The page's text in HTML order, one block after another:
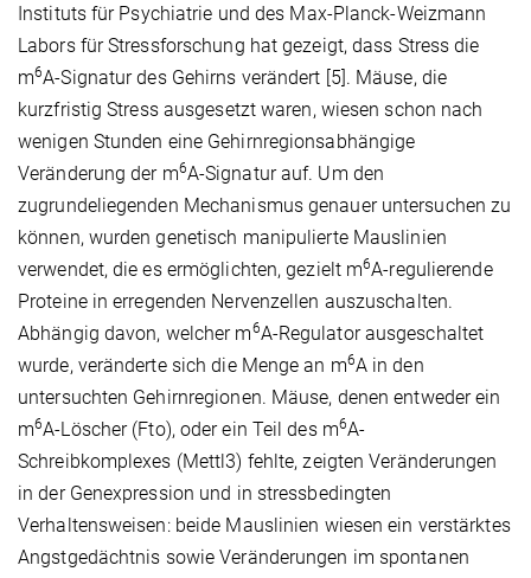
Instituts für Psychiatrie und des Max-Planck-Weizmann
Labors für Stressforschung hat gezeigt, dass Stress die
m6A-Signatur des Gehirns verändert [5]. Mäuse, die
kurzfristig Stress ausgesetzt waren, wiesen schon nach
wenigen Stunden eine Gehirnregionsabhängige
Veränderung der m6A-Signatur auf. Um den
zugrundeliegenden Mechanismus genauer untersuchen zu
können, wurden genetisch manipulierte Mauslinien
verwendet, die es ermöglichten, gezielt m6A-regulierende
Proteine in erregenden Nervenzellen auszuschalten.
Abhängig davon, welcher m6A-Regulator ausgeschaltet
wurde, veränderte sich die Menge an m6A in den
untersuchten Gehirnregionen. Mäuse, denen entweder ein
m6A-Löscher (Fto), oder ein Teil des m6A-
Schreibkomplexes (Mettl3) fehlte, zeigten Veränderungen
in der Genexpression und in stressbedingten
Verhaltensweisen: beide Mauslinien wiesen ein verstärktes
Angstgedächtnis sowie Veränderungen im spontanen